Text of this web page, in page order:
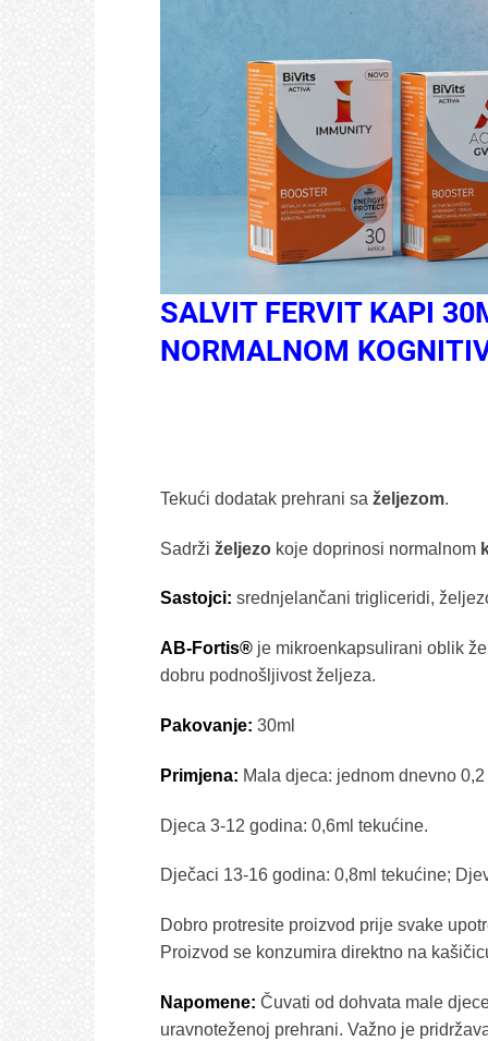
SALVIT FERVIT KAPI
NORMALNOM
Tekući dodatak prehrani sa željezom.
Sadrži željezo koje doprinosi normalnom
Sastojci: srednjelančani trigliceridi,
AB-Fortis® je mikroenkapsulirani oblik
dobru podnošljivost željeza.
Pakovanje: 30ml
Primjena: Mala djeca: jednom dnevno
Djeca 3-12 godina: 0,6ml tekućine.
Dječaci 13-16 godina: 0,8ml tekućine;
Dobro protresite proizvod prije svake
Proizvod se konzumira direktno na
Napomene: Čuvati od dohvata male
uravnoteženoj prehrani. Važno je